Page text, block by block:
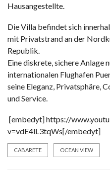
Hausangestellte.
Die Villa befindet sich
mit Privatstrand an der
Republik.
Eine diskrete, sichere Anlage
internationalen Flughafen
seine Eleganz, Privatsphäre,
und Service.
[embedyt] https://
v=vdE4lL3tqWs[/embedyt]
CABARETE OCEAN VIEW